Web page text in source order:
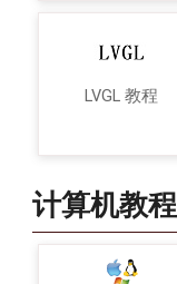
LVGL 教程
计算机教程